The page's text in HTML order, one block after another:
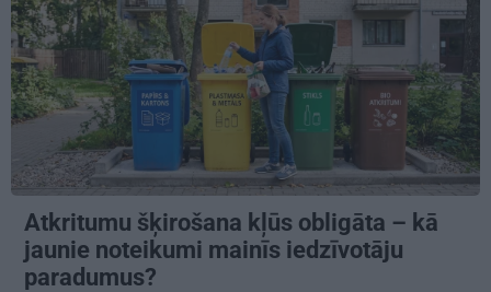
Atkritumu šķirošana kļūs obligāta – kā
jaunie noteikumi mainīs iedzīvotāju
paradumus?